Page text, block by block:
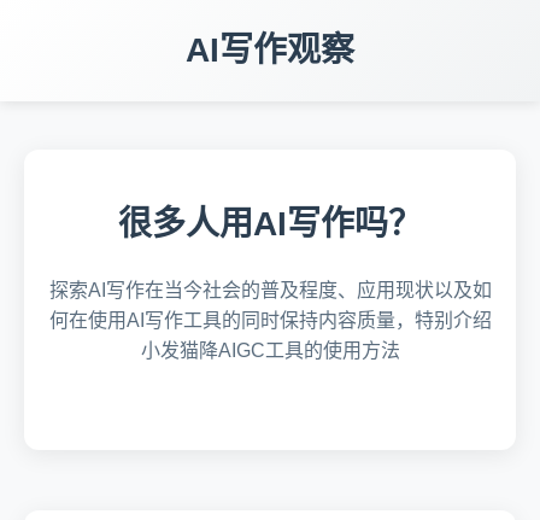
AI写作观察
很多人用AI写作吗？
探索AI写作在当今社会的普及程度、应用现状以及如
何在使用AI写作工具的同时保持内容质量，特别介绍
小发猫降AIGC工具的使用方法